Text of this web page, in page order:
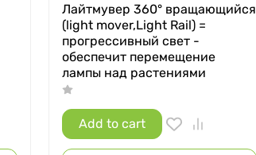
Лайтмувер 360° вращающийся
(light mover,Light Rail) =
прогрессивный свет -
обеспечит перемещение
лампы над растениями
Add to cart